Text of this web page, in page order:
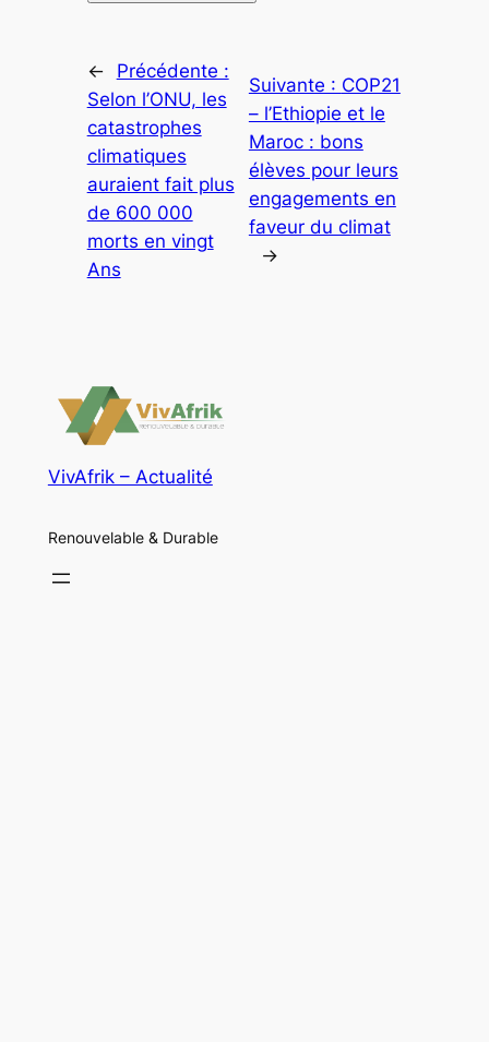
←
Précédente :
Selon l’ONU, les
catastrophes
climatiques
auraient fait plus
de 600 000
morts en vingt
Ans
Suivante : COP21
– l’Ethiopie et le
Maroc : bons
élèves pour leurs
engagements en
faveur du climat
→
VivAfrik – Actualité
Renouvelable & Durable